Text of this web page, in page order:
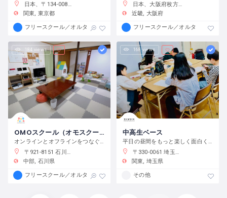
日本、〒134-0088 東京都江戸川区西葛西６−１０−１４ 正栄ビル
関東
東京都
フリースクール／オルタナティブスクール
日本、大阪府枚方市渚元町２１−３１
近畿 大阪府
フリースクール／オルタナティブス
184 views
OMOスクール（オモスクール）
オンラインとオフラインをつなぐフリースクール
〒921-8151 石川県金沢市窪３丁目１３６−１
中部 石川県
フリースクール／オルタナティブスクール
168 views
中高生ベース
平日の昼間をもっと楽しく面白く！
〒330-0061 埼玉県さいたま市浦和区常磐７丁目４−１ 埼玉りそな銀行さいたま研修センター
関東
埼玉県
その他